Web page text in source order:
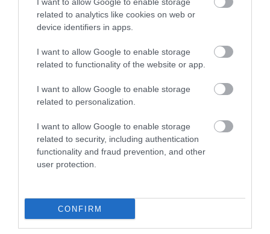
related to analytics like cookies on web or
device identifiers in apps.
I want to allow Google to enable storage
related to functionality of the website or app.
I want to allow Google to enable storage
related to personalization.
I want to allow Google to enable storage
related to security, including authentication
functionality and fraud prevention, and other
user protection.
CONFIRM
ENERGIAHATÉKONYSÁG
Hétfőtől jelentősen visszafogják a digitális közterületi reklámok
világítását Magyarországon. A Magyar Reklámszövetség
közterületi reklám tagozatának tagjai napközben minimálisra
csökkentik a…